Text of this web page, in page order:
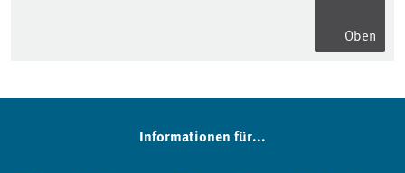
Oben
Informationen für...